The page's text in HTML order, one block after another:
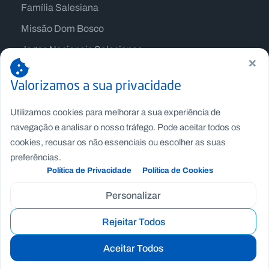
Família Salesiana
Missão Dom Bosco
Jogos Nacionais Salesianos
Copyright © Fundação Salesianos
Canal de Denúncia Interno
Politica de Cookies|Termos e Condições
×
Valorizamos a sua privacidade
Utilizamos cookies para melhorar a sua experiência de
navegação e analisar o nosso tráfego. Pode aceitar todos os
cookies, recusar os não essenciais ou escolher as suas
preferências.
Política de Privacidade Política de Cookies
Personalizar
Rejeitar Todos
Aceitar Todos